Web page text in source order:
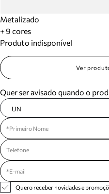
Metalizado
+ 9 cores
Produto indisponível
Ver
Quer ser avisado quando o
UN
Quero receber novidades e